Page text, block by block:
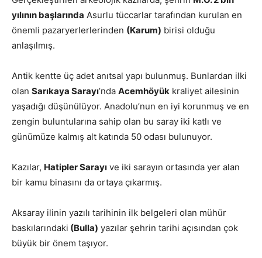
yılının başlarında Asurlu tüccarlar tarafından kurulan en
önemli pazaryerlerlerinden (Karum) birisi olduğu
anlaşılmış.
Antik kentte üç adet anıtsal yapı bulunmuş. Bunlardan ilki
olan Sarıkaya Sarayı’nda Acemhöyük kraliyet ailesinin
yaşadığı düşünülüyor. Anadolu’nun en iyi korunmuş ve en
zengin buluntularına sahip olan bu saray iki katlı ve
günümüze kalmış alt katında 50 odası bulunuyor.
Kazılar, Hatipler Sarayı ve iki sarayın ortasında yer alan
bir kamu binasını da ortaya çıkarmış.
Aksaray ilinin yazılı tarihinin ilk belgeleri olan mühür
baskılarındaki (Bulla) yazılar şehrin tarihi açısından çok
büyük bir önem taşıyor.